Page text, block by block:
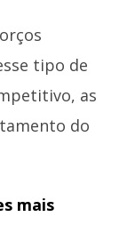
tipo de
as
do
mais